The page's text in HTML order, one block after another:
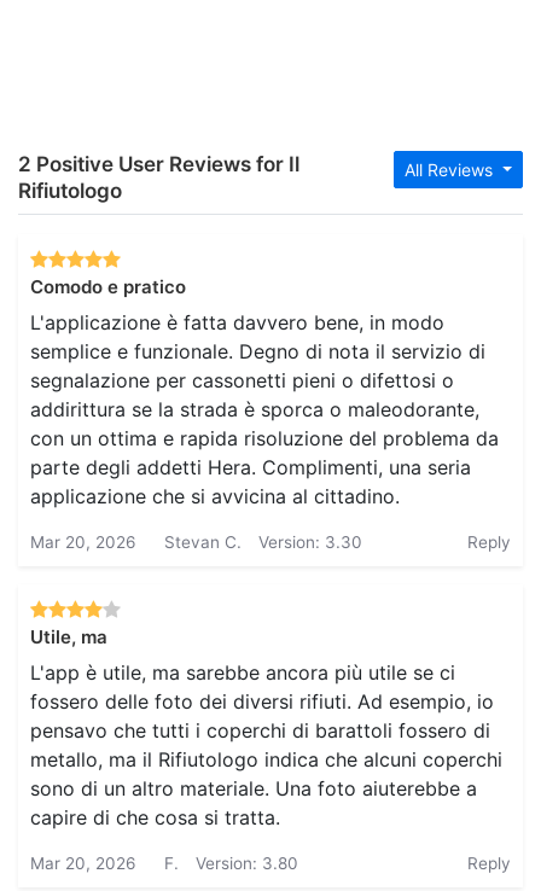
All Reviews
2 Positive User Reviews for Il
Rifiutologo
Comodo e pratico
L'applicazione è fatta davvero bene, in modo
semplice e funzionale. Degno di nota il servizio di
segnalazione per cassonetti pieni o difettosi o
addirittura se la strada è sporca o maleodorante,
con un ottima e rapida risoluzione del problema da
parte degli addetti Hera. Complimenti, una seria
applicazione che si avvicina al cittadino.
Mar 20, 2026 Stevan C. Version: 3.30 Reply
Utile, ma
L'app è utile, ma sarebbe ancora più utile se ci
fossero delle foto dei diversi rifiuti. Ad esempio, io
pensavo che tutti i coperchi di barattoli fossero di
metallo, ma il Rifiutologo indica che alcuni coperchi
sono di un altro materiale. Una foto aiuterebbe a
capire di che cosa si tratta.
Mar 20, 2026 F. Version: 3.80 Reply